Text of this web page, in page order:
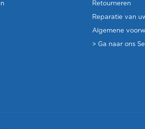
Retourneren
Reparatie van
Algemene
> Ga naar ons